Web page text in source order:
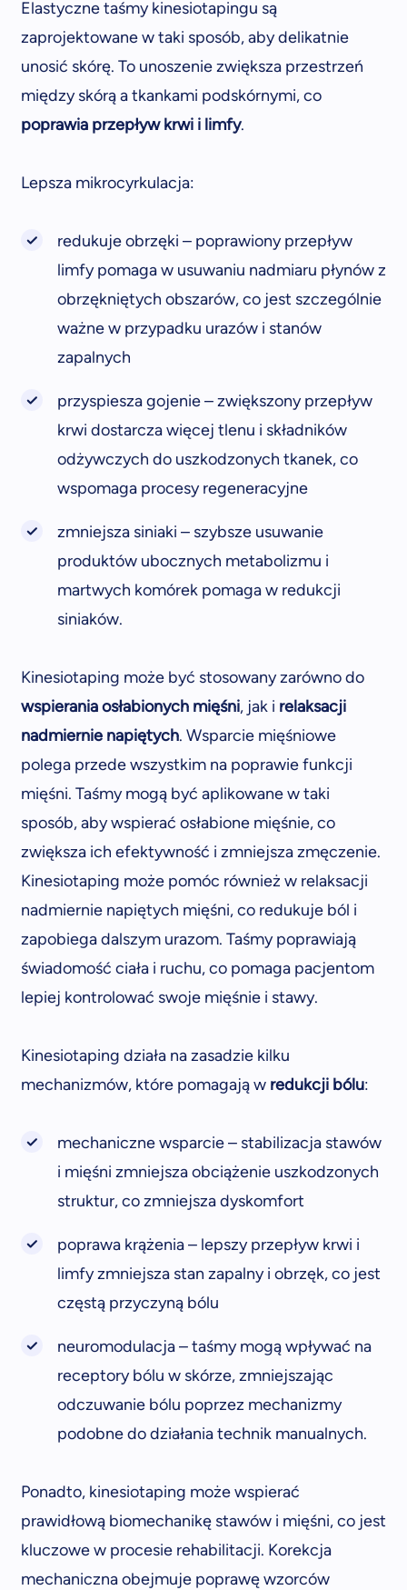
Elastyczne taśmy kinesiotapingu są
zaprojektowane w taki sposób, aby delikatnie
unosić skórę. To unoszenie zwiększa przestrzeń
między skórą a tkankami podskórnymi, co
poprawia przepływ krwi i limfy.
Lepsza mikrocyrkulacja:
redukuje obrzęki – poprawiony przepływ
limfy pomaga w usuwaniu nadmiaru płynów z
obrzękniętych obszarów, co jest szczególnie
ważne w przypadku urazów i stanów
zapalnych
przyspiesza gojenie – zwiększony przepływ
krwi dostarcza więcej tlenu i składników
odżywczych do uszkodzonych tkanek, co
wspomaga procesy regeneracyjne
zmniejsza siniaki – szybsze usuwanie
produktów ubocznych metabolizmu i
martwych komórek pomaga w redukcji
siniaków.
Kinesiotaping może być stosowany zarówno do
wspierania osłabionych mięśni, jak i relaksacji
nadmiernie napiętych. Wsparcie mięśniowe
polega przede wszystkim na poprawie funkcji
mięśni. Taśmy mogą być aplikowane w taki
sposób, aby wspierać osłabione mięśnie, co
zwiększa ich efektywność i zmniejsza zmęczenie.
Kinesiotaping może pomóc również w relaksacji
nadmiernie napiętych mięśni, co redukuje ból i
zapobiega dalszym urazom. Taśmy poprawiają
świadomość ciała i ruchu, co pomaga pacjentom
lepiej kontrolować swoje mięśnie i stawy.
Kinesiotaping działa na zasadzie kilku
mechanizmów, które pomagają w redukcji bólu:
mechaniczne wsparcie – stabilizacja stawów
i mięśni zmniejsza obciążenie uszkodzonych
struktur, co zmniejsza dyskomfort
poprawa krążenia – lepszy przepływ krwi i
limfy zmniejsza stan zapalny i obrzęk, co jest
częstą przyczyną bólu
neuromodulacja – taśmy mogą wpływać na
receptory bólu w skórze, zmniejszając
odczuwanie bólu poprzez mechanizmy
podobne do działania technik manualnych.
Ponadto, kinesiotaping może wspierać
prawidłową biomechanikę stawów i mięśni, co jest
kluczowe w procesie rehabilitacji. Korekcja
mechaniczna obejmuje poprawę wzorców